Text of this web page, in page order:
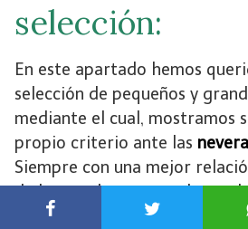
selección:
En este apartado hemos
selección de pequeños y
mediante el cual, mostramos
propio criterio ante las
Siempre con una mejor
de los productos, y en la que
precio, consumo energético,